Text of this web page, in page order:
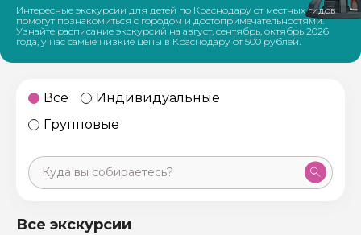
Интересные экскурсии для детей по Краснодару от местных гидов
помогут познакомиться с городом и достопримечательностями.
Узнайте расписание экскурсий на август, сентябрь, октябрь 2026
года, у нас самые низкие цены в Краснодару от 500 рублей.
Все
Индивидуальные
Групповые
Все экскурсии